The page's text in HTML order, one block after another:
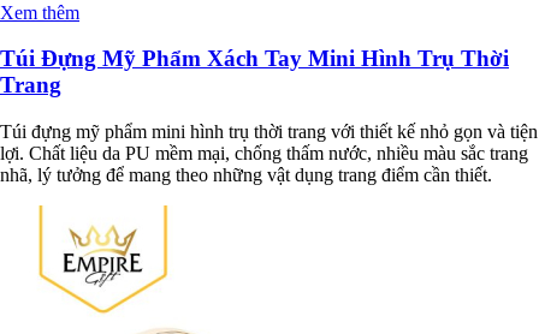
Xem thêm
Túi Đựng Mỹ Phẩm Xách Tay Mini Hình Trụ Thời
Trang
Túi đựng mỹ phẩm mini hình trụ thời trang với thiết kế nhỏ gọn và tiện
lợi. Chất liệu da PU mềm mại, chống thấm nước, nhiều màu sắc trang
nhã, lý tưởng để mang theo những vật dụng trang điểm cần thiết.